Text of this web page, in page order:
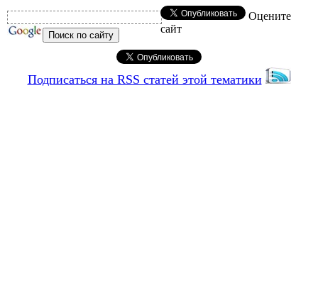
Оцените
сайт
Подписаться на RSS статей этой тематики